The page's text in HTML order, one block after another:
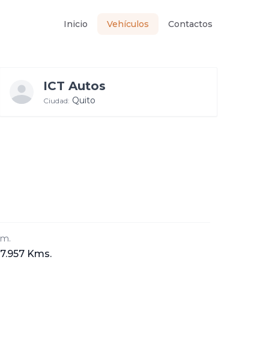
Inicio Vehículos Contactos
ICT Autos
Ciudad: Quito
Kms.